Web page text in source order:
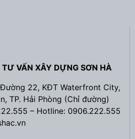
VẤN XÂY DỰNG SƠN HÀ
22, KĐT Waterfront City,
TP. Hải Phòng (Chỉ đường)
– Hotline: 0906.222.555